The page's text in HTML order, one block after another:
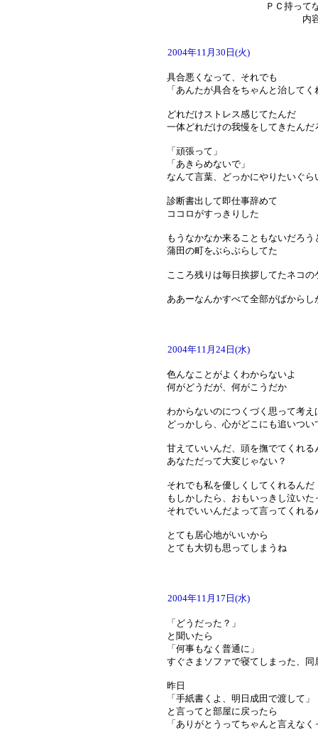
ＰＣ持って
内
2004年11月30日(火)
具合悪くなって、それでも
「あんたが具合をちゃんと治して
どれだけストレス感じてたんだ
一体どれだけの我慢をしてきたんだ
「頑張って」
「あきらめないで」
なんて言葉、どっかにやりたいぐら
診断書出して即仕事辞めて
ココロがすっきりした
もうなかなか来ることもないだろう
蒲田の町をぶらぶらしてた
こころ残りは毎日挨拶してたネコ
ああーなんかすべて全部がばからし
2004年11月24日(水)
色んなことがよくわからないよ
何がどうだが、何がこうだか
わからないのにつくづく思って考え
どっかしら、心がどこにも追いつい
甘えていいんだ、頭を撫でてくれ
あなただって大変じゃない？
それでも私を優しくしてくれるんだ
もしかしたら、おもいっきし泣いた
それでいいんだよって言ってくれる
とても居心地がいいから
とても大切も思ってしまうね
2004年11月17日(水)
「どうだった？」
と聞いたら
「何事もなく普通に」
すぐさまソファで寝てしまった、同
昨日
「手紙書くよ、明日成田で渡して」
と言ってと部屋に戻ったら
「ありがとうってちゃんと言えな